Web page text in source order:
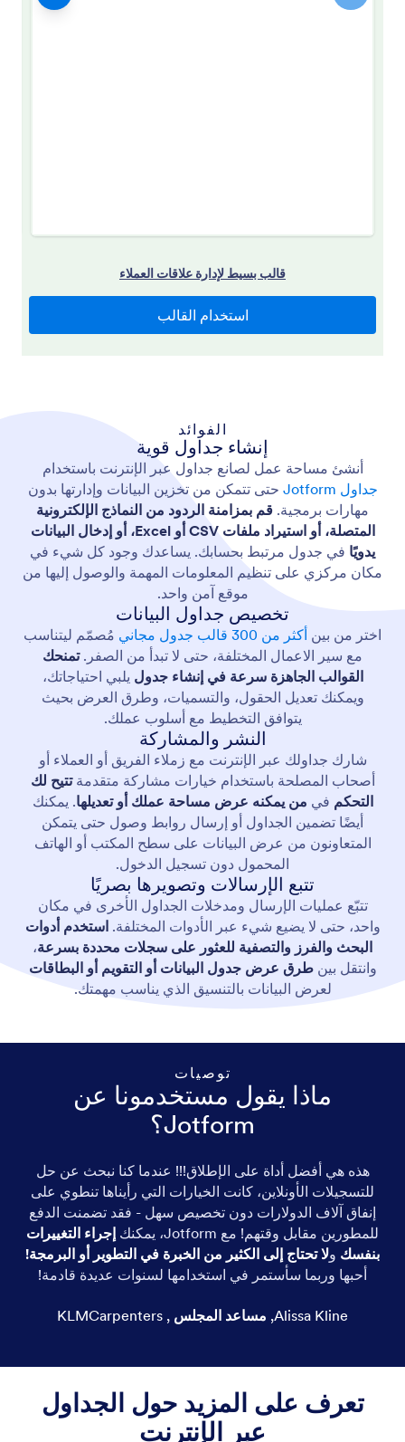
الفوائد
إنشاء جداول قوية
أنشئ مساحة عمل لصانع جداول عبر الإنترنت باستخدام
جداول Jotform
حتى تتمكن من تخزين البيانات وإدارتها بدون
مهارات برمجية. قم بمزامنة الردود من النماذج الإلكترونية
المتصلة، أو استيراد ملفات CSV أو Excel، أو إدخال البيانات
يدويًا في جدول مرتبط بحسابك. يساعدك وجود كل شيء في
مكان مركزي على تنظيم المعلومات المهمة والوصول إليها من
موقع آمن واحد.
تخصيص جداول البيانات
اختر من بين أكثر من 300 قالب جدول مجاني
مُصمّم ليتناسب
مع سير الاعمال المختلفة، حتى لا تبدأ من الصفر.تمنحك
القوالب الجاهزة سرعة في إنشاء جدول يلبي احتياجاتك،
ويمكنك تعديل الحقول، والتسميات، وطرق العرض بحيث
يتوافق التخطيط مع أسلوب عملك.
النشر والمشاركة
شارك جداولك عبر الإنترنت مع زملاء الفريق أو العملاء أو
أصحاب المصلحة باستخدام خيارات مشاركة متقدمةتتيح لك
التحكم في من يمكنه عرض مساحة عملك أو تعديلها. يمكنك
أيضًا تضمين الجداول أو إرسال روابط وصول حتى يتمكن
المتعاونون من عرض البيانات على سطح المكتب أو الهاتف
المحمول دون تسجيل الدخول.
تتبع الإرسالات وتصويرها بصريًا
تتبّع عمليات الإرسال ومدخلات الجداول الأخرى في مكان
واحد، حتى لا يضيع شيء عبر الأدوات المختلفة. استخدم أدوات
البحث والفرز والتصفية للعثور على سجلات محددة بسرعة،
وانتقل بينطرق عرض جدول البيانات أو التقويم أو البطاقات
لعرض البيانات بالتنسيق الذي يناسب مهمتك.
توصيات
ماذا يقول مستخدمونا عن
Jotform؟
هذه هي أفضل أداة على الإطلاق!!! عندما كنا نبحث عن حل
للتسجيلات الأونلاين، كانت الخيارات التي رأيناها تنطوي على
إنفاق آلاف الدولارات دون تخصيص سهل - فقد تضمنت الدفع
للمطورين مقابل وقتهم! مع Jotform، يمكنك
إجراء التغييرات
بنفسك ولا تحتاج إلى الكثير من الخبرة في التطوير أو البرمجة!
أحبها وربما سأستمر في استخدامها لسنوات عديدة قادمة!
Alissa Kline
, مساعد المجلس ,
KLMCarpenters
تعرف على المزيد حول الجداول
عبر الإنترنت